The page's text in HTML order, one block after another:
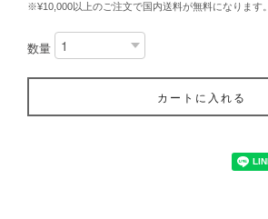
※¥10,000以上のご注文で国内送料が無料になります。
数量
カートに入れる